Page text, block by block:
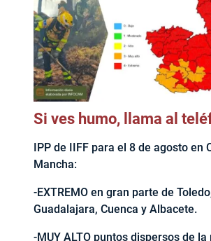
Si ves humo, llama al
IPP de IIFF para el 8 de agosto en
Mancha:
-EXTREMO en gran parte de
Guadalajara, Cuenca y Albacete.
-MUY ALTO puntos dispersos de la